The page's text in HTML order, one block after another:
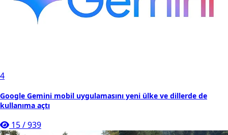
4
Google Gemini mobil uygulamasını yeni ülke ve dillerde de
kullanıma açtı
15/939